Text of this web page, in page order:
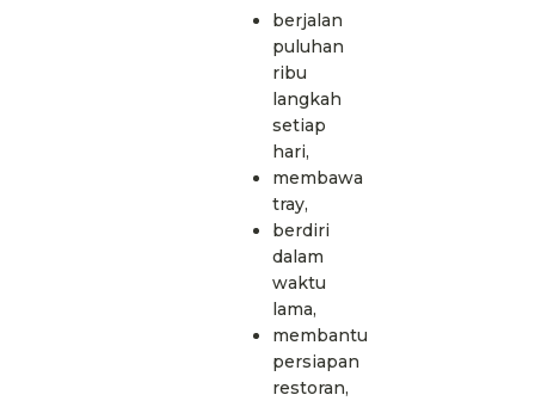
berjalan
puluhan
ribu
langkah
setiap
hari,
membawa
tray,
berdiri
dalam
waktu
lama,
membantu
persiapan
restoran,